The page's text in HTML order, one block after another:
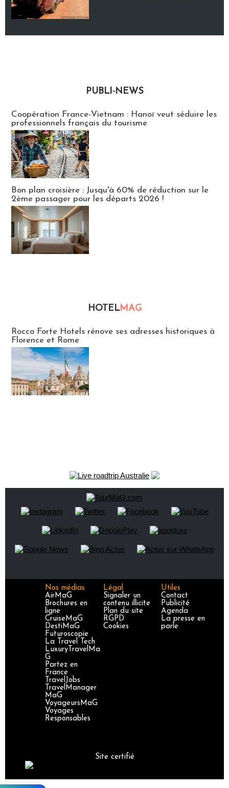
PUBLI-NEWS
Coopération France-Vietnam : Hanoï veut séduire les
professionnels français du tourisme
Bon plan croisière : Jusqu'à 60% de réduction sur le
2ème passager pour les départs 2026 !
HOTELMAG
Rocco Forte Hotels rénove ses adresses historiques à
Florence et Rome
Nos médias
AirMaG
Brochures en
ligne
CruiseMaG
DestiMaG
Futuroscopie
La Travel Tech
LuxuryTravelMa
G
Partez en
France
TravelJobs
TravelManager
MaG
VoyageursMaG
Voyages
Responsables
Légal
Signaler un
contenu illicite
Plan du site
RGPD
Cookies
Utiles
Contact
Publicité
Agenda
La presse en
parle
Site certifié